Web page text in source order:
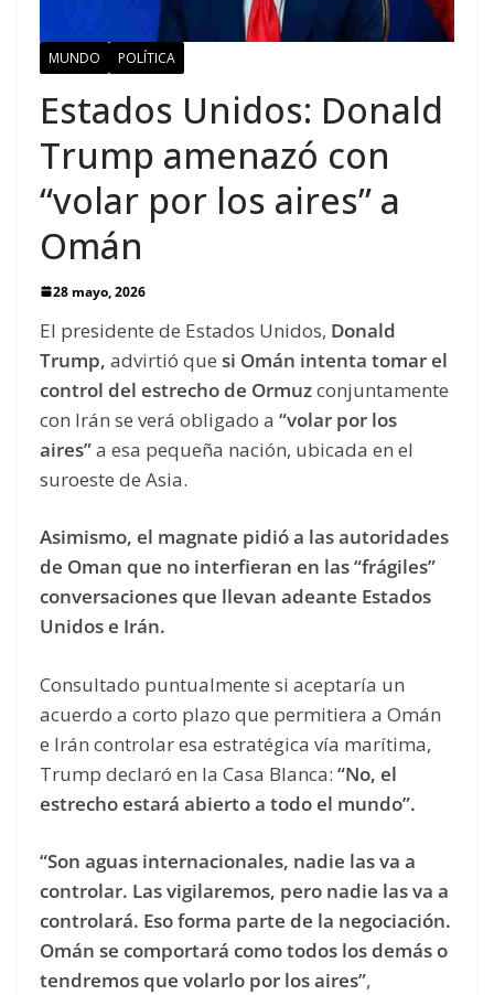
MUNDO POLÍTICA
Estados Unidos: Donald
Trump amenazó con
“volar por los aires” a
Omán
28 mayo, 2026
El presidente de Estados Unidos, Donald
Trump, advirtió que si Omán intenta tomar el
control del estrecho de Ormuzconjuntamente
con Irán se verá obligado a “volar por los
aires”a esa pequeña nación, ubicada en el
suroeste de Asia.
Asimismo, el magnate pidió a las autoridades
de Oman que no interfieran en las “frágiles”
conversaciones que llevan adeante Estados
Unidos e Irán.
Consultado puntualmente si aceptaría un
acuerdo a corto plazo que permitiera a Omán
e Irán controlar esa estratégica vía marítima,
Trump declaró en la Casa Blanca: “No, el
estrecho estará abierto a todo el mundo”.
“Son aguas internacionales, nadie las va a
controlar. Las vigilaremos, pero nadie las va a
controlará. Eso forma parte de la negociación.
Omán se comportará como todos los demás o
tendremos que volarlo por los aires”,